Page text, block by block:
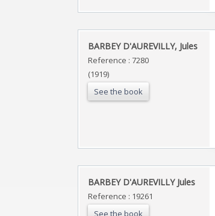
‎BARBEY D'AUREVILLY, Jules‎
Reference : 7280
(1919)
See the book
‎BARBEY D'AUREVILLY Jules‎
Reference : 19261
See the book